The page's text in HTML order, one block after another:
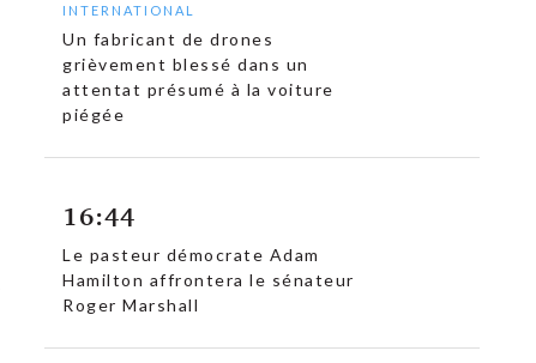
INTERNATIONAL
Un fabricant de drones
grièvement blessé dans un
attentat présumé à la voiture
piégée
16:44
Le pasteur démocrate Adam
Hamilton affrontera le sénateur
Roger Marshall